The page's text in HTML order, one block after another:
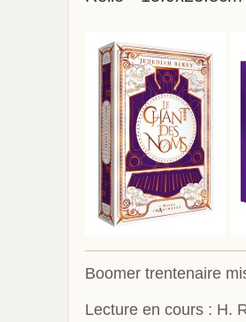
Boomer trentenaire
Lecture en cours : H.